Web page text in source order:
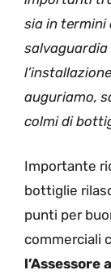
sia in termini
salvaguardia
auguriamo,
colmi di
Importante
bottiglie
punti per
commerciali